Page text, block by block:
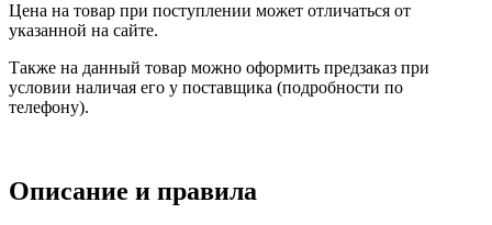
Цена на товар при поступлении может отличаться от
указанной на сайте.
Также на данный товар можно оформить предзаказ при
условии наличая его у поставщика (подробности по
телефону).
Описание и правила